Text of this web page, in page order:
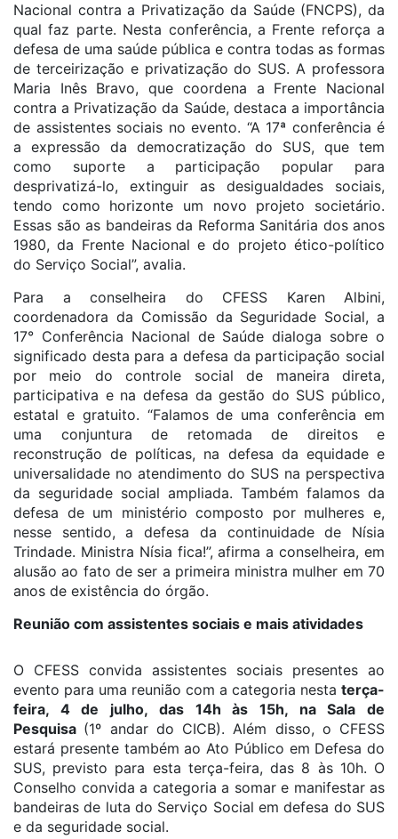
Nacional contra a Privatização da Saúde (FNCPS), da
qual faz parte. Nesta conferência, a Frente reforça a
defesa de uma saúde pública e contra todas as formas
de terceirização e privatização do SUS. A professora
Maria Inês Bravo, que coordena a Frente Nacional
contra a Privatização da Saúde, destaca a importância
de assistentes sociais no evento. “A 17ª conferência é
a expressão da democratização do SUS, que tem
como suporte a participação popular para
desprivatizá-lo, extinguir as desigualdades sociais,
tendo como horizonte um novo projeto societário.
Essas são as bandeiras da Reforma Sanitária dos anos
1980, da Frente Nacional e do projeto ético-político
do Serviço Social”, avalia.
Para a conselheira do CFESS Karen Albini,
coordenadora da Comissão da Seguridade Social, a
17° Conferência Nacional de Saúde dialoga sobre o
significado desta para a defesa da participação social
por meio do controle social de maneira direta,
participativa e na defesa da gestão do SUS público,
estatal e gratuito. “Falamos de uma conferência em
uma conjuntura de retomada de direitos e
reconstrução de políticas, na defesa da equidade e
universalidade no atendimento do SUS na perspectiva
da seguridade social ampliada. Também falamos da
defesa de um ministério composto por mulheres e,
nesse sentido, a defesa da continuidade de Nísia
Trindade. Ministra Nísia fica!”, afirma a conselheira, em
alusão ao fato de ser a primeira ministra mulher em 70
anos de existência do órgão.
Reunião com assistentes sociais e mais atividades
O CFESS convida assistentes sociais presentes ao
evento para uma reunião com a categoria nesta terça-
feira, 4 de julho, das 14h às 15h, na Sala de
Pesquisa (1º andar do CICB). Além disso, o CFESS
estará presente também ao Ato Público em Defesa do
SUS, previsto para esta terça-feira, das 8 às 10h. O
Conselho convida a categoria a somar e manifestar as
bandeiras de luta do Serviço Social em defesa do SUS
e da seguridade social.